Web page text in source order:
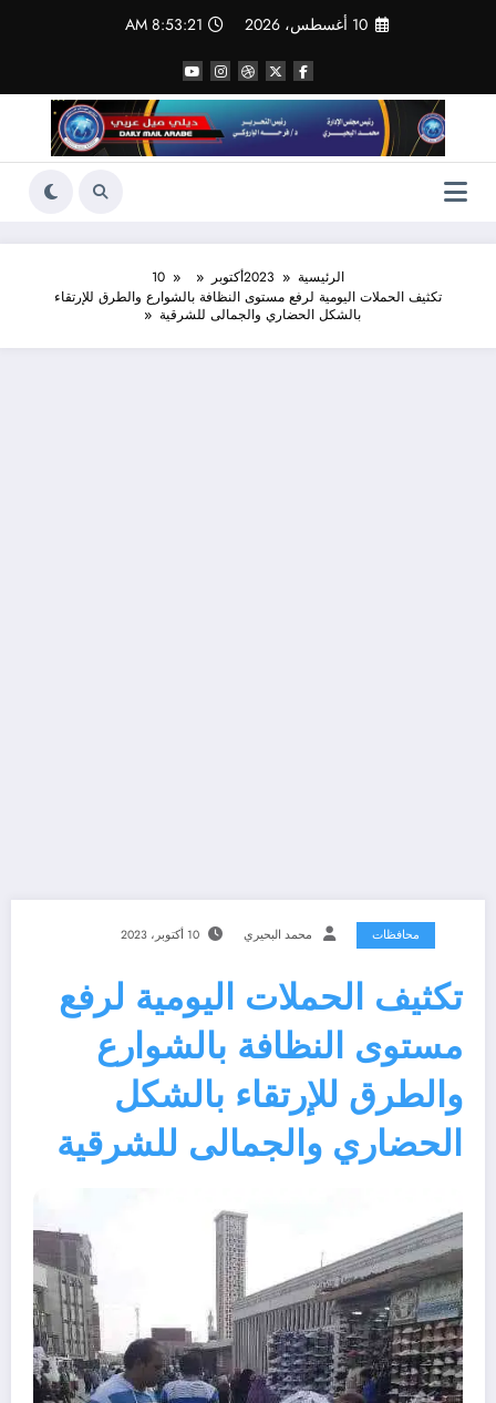
10 أغسطس، 2026 8:53:22 AM
الرئيسية 2023أكتوبر
10
تكثيف الحملات اليومية لرفع مستوى النظافة بالشوارع والطرق للإرتقاء
بالشكل الحضاري والجمالى للشرقية
محافظات محمد البحيري 10 أكتوبر، 2023
تكثيف الحملات اليومية لرفع
مستوى النظافة بالشوارع
والطرق للإرتقاء بالشكل
الحضاري والجمالى للشرقية